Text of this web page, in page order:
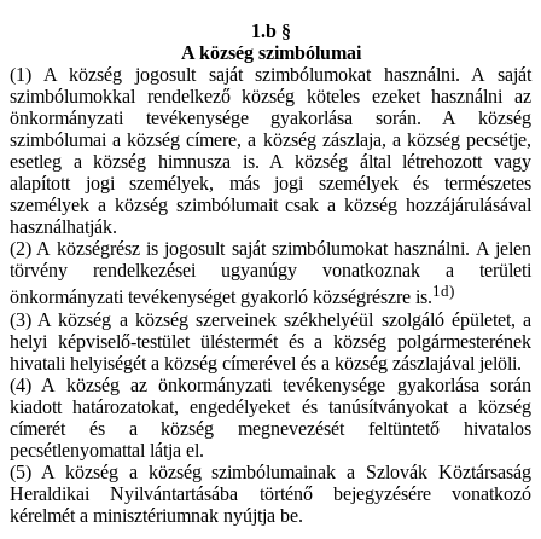
1.b §
A község szimbólumai
(1) A község jogosult saját szimbólumokat használni. A saját
szimbólumokkal rendelkező község köteles ezeket használni az
önkormányzati tevékenysége gyakorlása során. A község
szimbólumai a község címere, a község zászlaja, a község pecsétje,
esetleg a község himnusza is. A község által létrehozott vagy
alapított jogi személyek, más jogi személyek és természetes
személyek a község szimbólumait csak a község hozzájárulásával
használhatják.
(2) A községrész is jogosult saját szimbólumokat használni. A jelen
törvény rendelkezései ugyanúgy vonatkoznak a területi
önkormányzati tevékenységet gyakorló községrészre is.1d)
(3) A község a község szerveinek székhelyéül szolgáló épületet, a
helyi képviselő-testület üléstermét és a község polgármesterének
hivatali helyiségét a község címerével és a község zászlajával jelöli.
(4) A község az önkormányzati tevékenysége gyakorlása során
kiadott határozatokat, engedélyeket és tanúsítványokat a község
címerét és a község megnevezését feltüntető hivatalos
pecsétlenyomattal látja el.
(5) A község a község szimbólumainak a Szlovák Köztársaság
Heraldikai Nyilvántartásába történő bejegyzésére vonatkozó
kérelmét a minisztériumnak nyújtja be.